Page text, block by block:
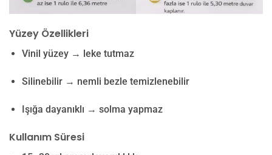
Yüzey Özellikleri
Vinil yüzey → leke tutmaz
Silinebilir → nemli bezle temizlenebilir
Işığa dayanıklı → solma yapmaz
Kullanım Süresi